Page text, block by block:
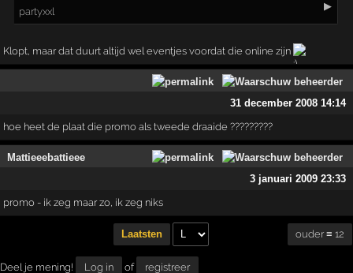
▶
partyxxl
Klopt, maar dat duurt altijd wel eventjes voordat die online zijn
31 december 2008 14:14
hoe heet de plaat die promo als tweede draaide ?????????
Mattieeebattieee
3 januari 2009 23:33
promo - ik zeg maar zo, ik zeg niks
Laatsten ouder ≡ 12
Deel je mening! Log in of registreer